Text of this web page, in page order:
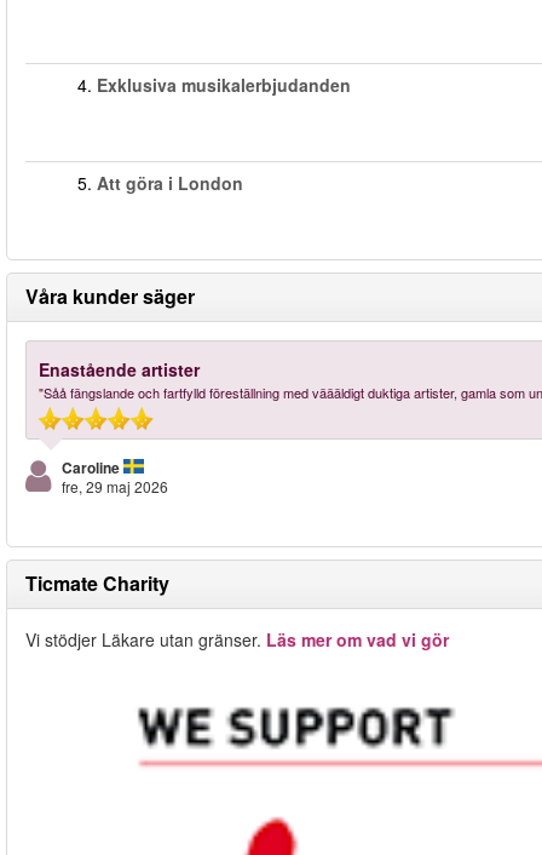
4. Exklusiva musikalerbjudanden
5. Att göra i London
Våra kunder säger
Enastående artister
"Såå fängslande och fartfylld föreställning med väääldigt duktiga artister, gamla som
Caroline
fre, 29 maj 2026
Ticmate Charity
Vi stödjer Läkare utan gränser. Läs mer om vad vi gör